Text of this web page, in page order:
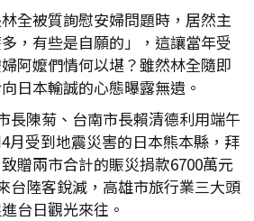
全被質詢慰安婦問題時，居然主
，有些是自願的」，這讓當年受
阿嬤們情何以堪？雖然林全隨即
日本輸誠的心態曝露無遺。
長陳菊、台南市長賴清德利用端午
月受到地震災害的日本熊本縣，拜
贈兩市合計的賑災捐款6700萬元
台陸客銳減，高雄市旅行業三大頭
台日觀光來往。